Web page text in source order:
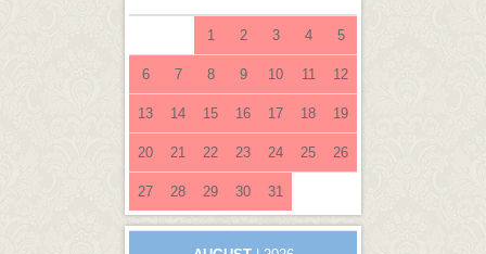
1 2 3 4 5
6 7 8 9 10 11 12
13 14 15 16 17 18 19
20 21 22 23 24 25 26
27 28 29 30 31